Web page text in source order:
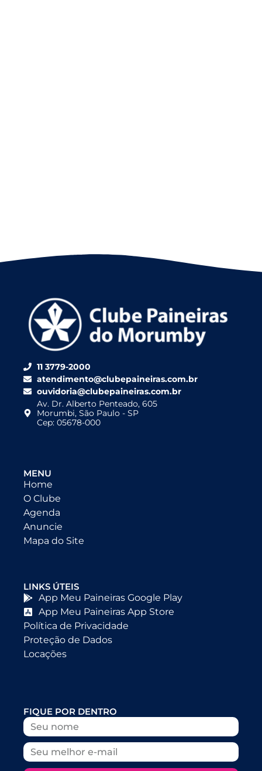
11 3779-2000
atendimento@clubepaineiras.com.br
ouvidoria@clubepaineiras.com.br
Av. Dr. Alberto Penteado, 605
Morumbi, São Paulo - SP
Cep: 05678-000
MENU
Home
O Clube
Agenda
Anuncie
Mapa do Site
LINKS ÚTEIS
App Meu Paineiras Google Play
App Meu Paineiras App Store
Política de Privacidade
Proteção de Dados
Locações
FIQUE POR DENTRO